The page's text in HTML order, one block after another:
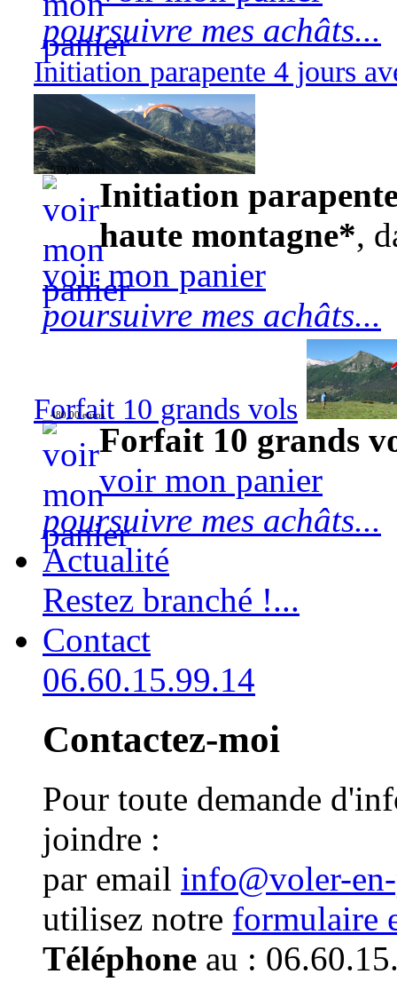
poursuivre mes achâts...
Initiation parapente 4 jours
570,00 euros
Initiation
haute montagne*,
voir mon panier
poursuivre mes achâts...
Forfait 10 grands vols
480,00 euros
Forfait 10 grands
voir mon panier
poursuivre mes achâts...
Actualité
Restez branché !...
Contact
06.60.15.99.14
Contactez-moi
Pour toute demande
joindre :
par email info@voler-
utilisez notre formulaire
Téléphone au :